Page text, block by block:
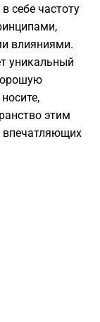
себе частоту
влияниями.
уникальный
этим
впечатляющих